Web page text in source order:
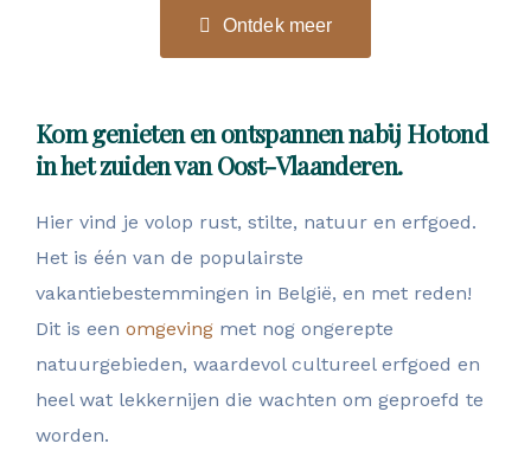
Ontdek meer
Kom genieten en ontspannen nabij Hotond
in het zuiden van Oost-Vlaanderen.
Hier vind je volop rust, stilte, natuur en erfgoed.
Het is één van de populairste
vakantiebestemmingen in België, en met reden!
Dit is een omgeving met nog ongerepte
natuurgebieden, waardevol cultureel erfgoed en
heel wat lekkernijen die wachten om geproefd te
worden.